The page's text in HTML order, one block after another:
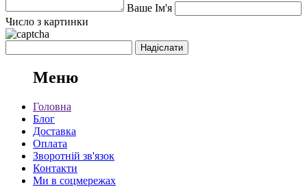
Ваше Ім'я
Число з картинки
Меню
Головна
Блог
Доставка
Оплата
Зворотній зв'язок
Контакти
Ми в соцмережах